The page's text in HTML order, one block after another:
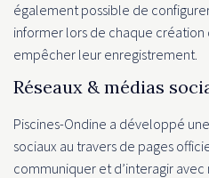
également possible de
informer lors de chaque
empêcher leur enregistrement.
Réseaux & médias
Piscines-Ondine a développé
sociaux au travers de pages
communiquer et d’interagir